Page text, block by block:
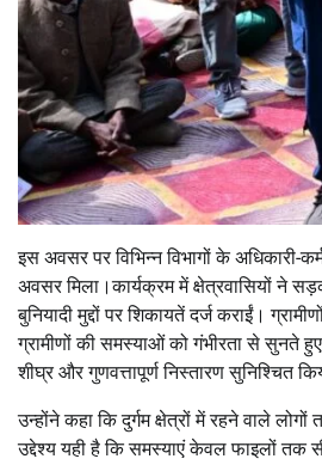
इस अवसर पर विभिन्न विभागों के अधिकारी-
अवसर मिला।कार्यक्रम में क्षेत्रवासियों ने
बुनियादी मुद्दों पर शिकायतें दर्ज कराईं।
ग्रामीणों की समस्याओं को गंभीरता से सुनते हुए
शीघ्र और गुणवत्तापूर्ण निस्तारण सुनिश्चित
उन्होंने कहा कि दुर्गम क्षेत्रों में रहने वाले
उद्देश्य यही है कि समस्याएं केवल फाइलों तक